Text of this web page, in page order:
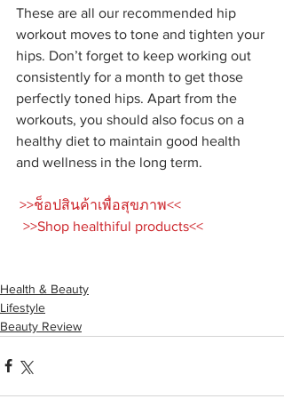
These are all our recommended hip
workout moves to tone and tighten your
hips. Don’t forget to keep working out
consistently for a month to get those
perfectly toned hips. Apart from the
workouts, you should also focus on a
healthy diet to maintain good health
and wellness in the long term.
>>ช็อปสินค้าเพื่อสุขภาพ<<
>>Shop healthiful products<<
Health & Beauty
Lifestyle
Beauty Review